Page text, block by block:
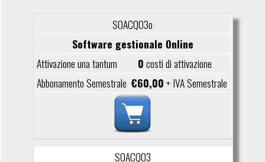
SOACQ03o
Software gestionale Online
0costi di attivazione
€60,00+ IVA Semestrale
SOACQ03